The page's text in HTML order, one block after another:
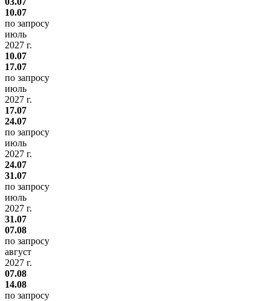
10.07
по запросу
июль
2027 г.
10.07
17.07
по запросу
июль
2027 г.
17.07
24.07
по запросу
июль
2027 г.
24.07
31.07
по запросу
июль
2027 г.
31.07
07.08
по запросу
август
2027 г.
07.08
14.08
по запросу